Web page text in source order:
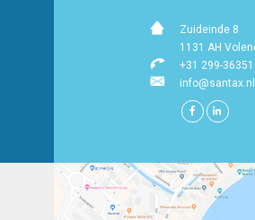
Zuideinde 8
1131 AH
+31 299-
info@santax.nl